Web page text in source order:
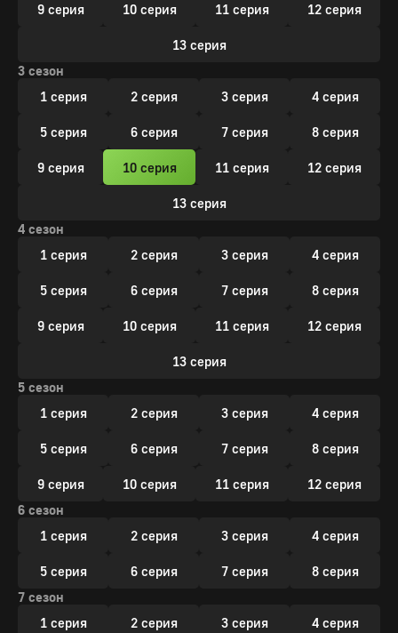
9 серия 10 серия 11 серия 12 серия
13 серия
3 сезон
1 серия
2 серия 3 серия 4 серия
5 серия 6 серия 7 серия 8 серия
9 серия 10 серия 11 серия 12 серия
13 серия
4 сезон
1 серия
2 серия 3 серия 4 серия
5 серия 6 серия 7 серия 8 серия
9 серия 10 серия 11 серия 12 серия
13 серия
5 сезон
1 серия
2 серия 3 серия 4 серия
5 серия 6 серия 7 серия 8 серия
9 серия 10 серия 11 серия
12 серия
6 сезон
1 серия
2 серия 3 серия 4 серия
5 серия 6 серия 7 серия
8 серия
7 сезон
1 серия
2 серия 3 серия 4 серия